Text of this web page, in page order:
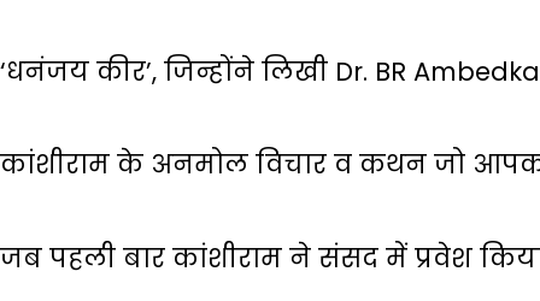
‘धनंजय कीर’, जिन्होंने लिखी Dr. BR
कांशीराम के अनमोल विचार व कथन जो
जब पहली बार कांशीराम ने संसद में प्रवेश